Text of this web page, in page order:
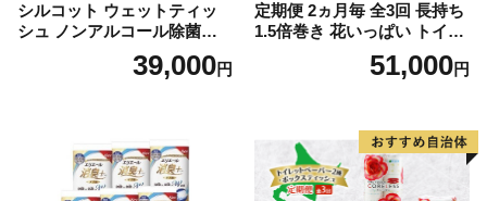
シルコット ウェットティッ
シュ ノンアルコール除菌詰
替（43枚×3P）×24袋 日用品
おもちゃ 拭き取り 手拭き 外
39,000円
定期便 2ヵ月毎 全3回 長持ち
1.5倍巻き 花いっぱい トイレ
ットペーパー ダブル 45ｍ 計
72ロール 全18種 花柄 プリン
ー 消耗品 備蓄 送料無料 北海
道 倶知安町 日用品
51,000円